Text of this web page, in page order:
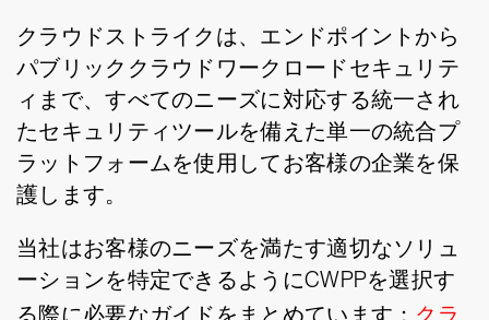
クラウドストライクは、エンドポイントから
パブリッククラウドワークロードセキュリテ
ィまで、すべてのニーズに対応する統一され
たセキュリティツールを備えた単一の統合プ
ラットフォームを使用してお客様の企業を保
護します。
当社はお客様のニーズを満たす適切なソリュ
ーションを特定できるようにCWPPを選択す
る際に必要なガイドをまとめています： クラ